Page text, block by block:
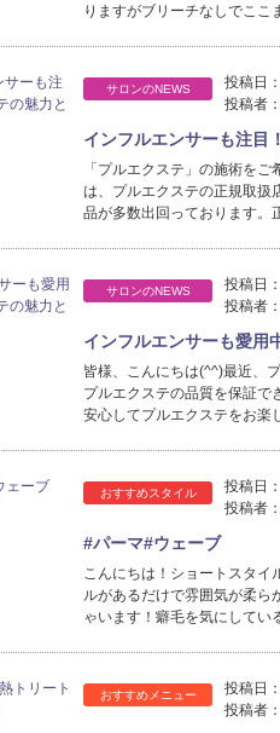
りますがブリーチなしでここ
サロンのNEWS 投稿日：
投稿者：
インフルエンサーも注目
「プルエクステ」の施術を
は、プルエクステの正規取扱
品が多数出回っております。
サロンのNEWS 投稿日：
投稿者：
インフルエンサーも愛用
皆様、こんにちは(^^)最近、
プルエクステの品質を保証で
安心してプルエクステをお楽
おすすめスタイル 投稿日：
投稿者：
#パーマ#ウェーブ
こんにちは！ショートスタ
ルがあるだけで雰囲気が柔ら
ゃいます！癖毛を気にしてい
おすすめメニュー 投稿日：
投稿者：